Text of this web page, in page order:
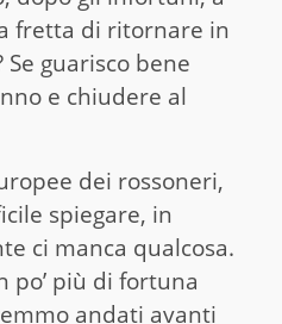
fretta di ritornare in
guarisco bene
e chiudere al
dei rossoneri,
spiegare, in
ci manca qualcosa.
po’ più di fortuna
andati avanti